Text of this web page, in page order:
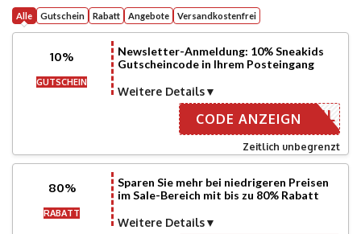
Alle Gutschein Rabatt Angebote Versandkostenfrei
10%
GUTSCHEIN
Newsletter-Anmeldung: 10% Sneakids
Gutscheincode in Ihrem Posteingang
Weitere Details
ER EMAIL
CODE ANZEIGN
Zeitlich unbegrenzt
80%
RABATT
Sparen Sie mehr bei niedrigeren Preisen
im Sale-Bereich mit bis zu 80% Rabatt
Weitere Details